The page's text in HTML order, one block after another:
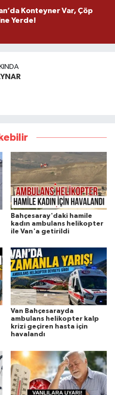
Konteyner Var, Çöp
Yerde!
Bahçesaray'daki hamile
kadın ambulans helikopter
ile Van'a getirildi
Van Bahçesarayda
ambulans helikopter kalp
krizi geçiren hasta için
havalandı